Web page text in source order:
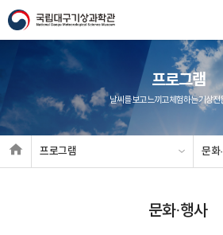
프로그램
날씨를 보고 느끼고 체험하는 기상전
프로그램 문화
문화·행사